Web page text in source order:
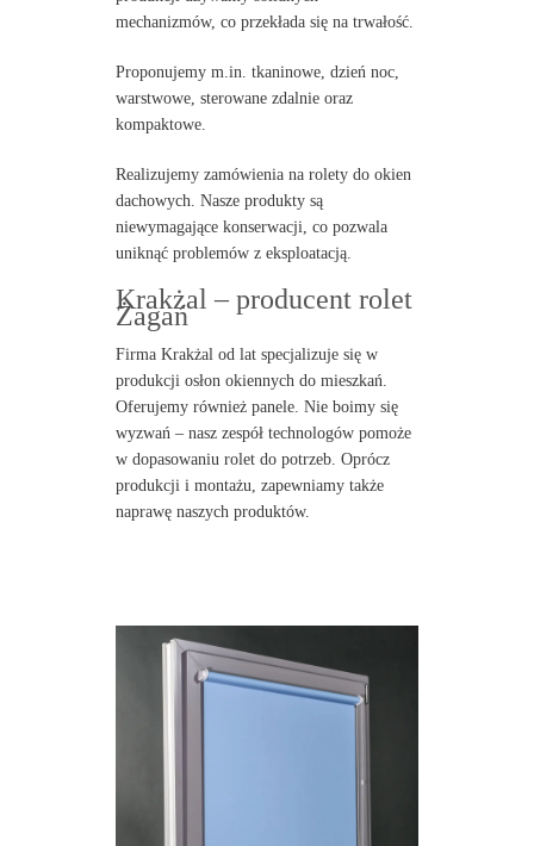
mechanizmów, co przekłada się na trwałość.
Proponujemy m.in. tkaninowe, dzień noc,
warstwowe, sterowane zdalnie oraz
kompaktowe.
Realizujemy zamówienia na rolety do okien
dachowych. Nasze produkty są
niewymagające konserwacji, co pozwala
uniknąć problemów z eksploatacją.
Krakżal – producent rolet
Żagań
Firma Krakżal od lat specjalizuje się w
produkcji osłon okiennych do mieszkań.
Oferujemy również panele. Nie boimy się
wyzwań – nasz zespół technologów pomoże
w dopasowaniu rolet do potrzeb. Oprócz
produkcji i montażu, zapewniamy także
naprawę naszych produktów.